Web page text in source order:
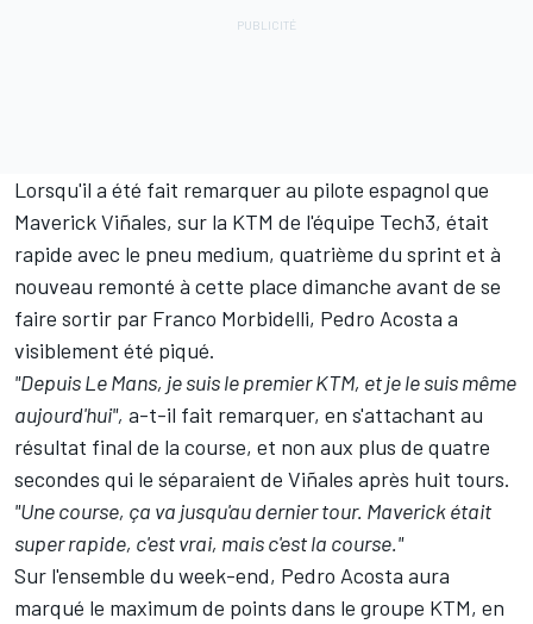
Lorsqu'il a été fait remarquer au pilote espagnol que
Maverick Viñales, sur la KTM de l'équipe Tech3, était
rapide avec le pneu medium, quatrième du sprint et à
nouveau remonté à cette place dimanche avant de se
faire sortir par Franco Morbidelli, Pedro Acosta a
visiblement été piqué.
"Depuis Le Mans, je suis le premier KTM, et je le suis même
aujourd'hui", a-t-il fait remarquer, en s'attachant au
résultat final de la course, et non aux plus de quatre
secondes qui le séparaient de Viñales après huit tours.
"Une course, ça va jusqu'au dernier tour. Maverick était
super rapide, c'est vrai, mais c'est la course."
Sur l'ensemble du week-end, Pedro Acosta aura
marqué le maximum de points dans le groupe KTM, en